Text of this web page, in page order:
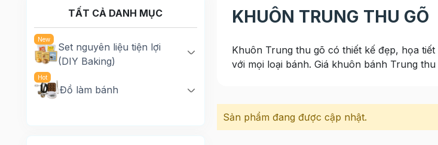
TẤT CẢ DANH MỤC
Set nguyên liệu tiện lợi
(DIY Baking)
Đồ làm bánh
KHUÔN TRUNG THU GÕ
Khuôn Trung thu gõ có thiết kế đẹp, họa
với mọi loại bánh. Giá khuôn bánh Trung
Sản phẩm đang được cập nhật.